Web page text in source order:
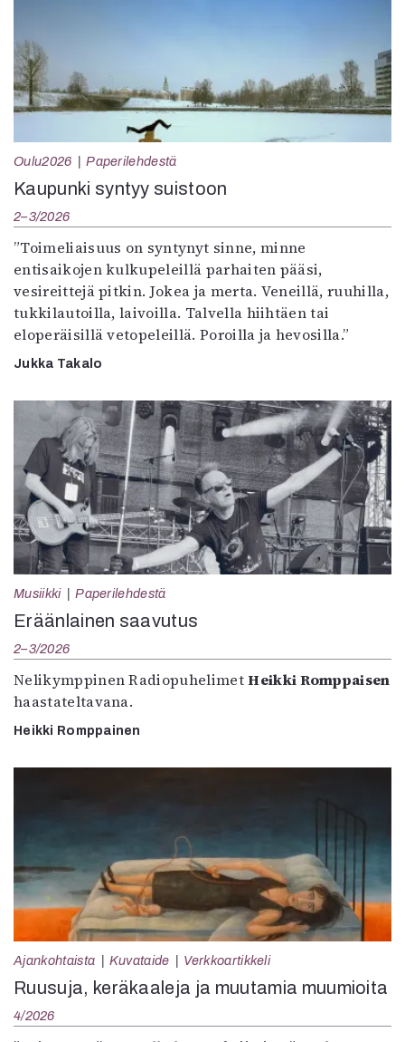
Oulu2026 Paperilehdestä
Kaupunki syntyy suistoon
2–3/2026
”Toimeliaisuus on syntynyt sinne, minne
entisaikojen kulkupeleillä parhaiten pääsi,
vesireittejä pitkin. Jokea ja merta. Veneillä, ruuhilla,
tukkilautoilla, laivoilla. Talvella hiihtäen tai
eloperäisillä vetopeleillä. Poroilla ja hevosilla.”
Jukka Takalo
Musiikki Paperilehdestä
Eräänlainen saavutus
2–3/2026
Nelikymppinen RadiopuhelimetHeikki Romppaisen
haastateltavana.
Heikki Romppainen
Ajankohtaista Kuvataide Verkkoartikkeli
Ruusuja, keräkaaleja ja muutamia muumioita
4/2026